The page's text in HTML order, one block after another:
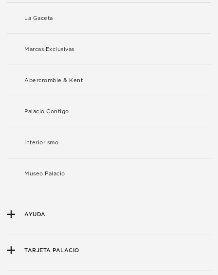
La Gaceta
Marcas Exclusivas
Abercrombie & Kent
Palacio Contigo
Interiorismo
Museo Palacio
AYUDA
TARJETA PALACIO